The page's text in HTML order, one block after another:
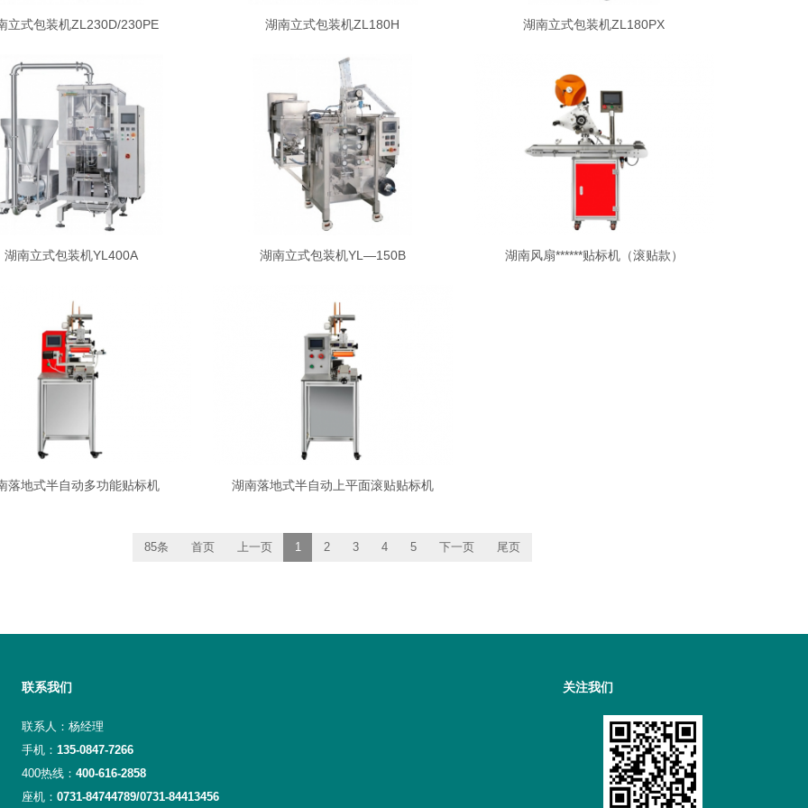
立式包装机ZL230D/230PE 湖南立式包装机ZL180H 湖南立式包装机ZL180PX
湖南立式包装机YL400A 湖南立式包装机YL—150B 湖南风扇******贴标机（滚贴款）
落地式半自动多功能贴标机 湖南落地式半自动上平面滚贴贴标机
85条 首页 上一页 1 2 3 4 5 下一页 尾页
联系我们
联系人：杨经理
手机： 135-0847-7266
400热线： 400-616-2858
座机： 0731-84744789/0731-84413456
关注我们